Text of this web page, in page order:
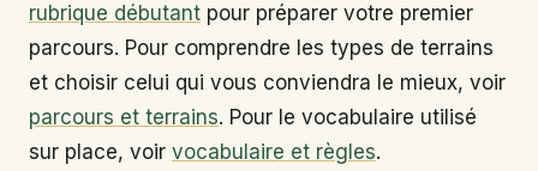
rubrique débutant pour préparer votre premier
parcours. Pour comprendre les types de terrains
et choisir celui qui vous conviendra le mieux, voir
parcours et terrains. Pour le vocabulaire utilisé
sur place, voir vocabulaire et règles.